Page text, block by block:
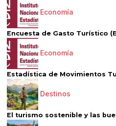
Economía
Encuesta de Gasto Turístico
Economía
Estadística de Movimientos
Destinos
El turismo sostenible y las